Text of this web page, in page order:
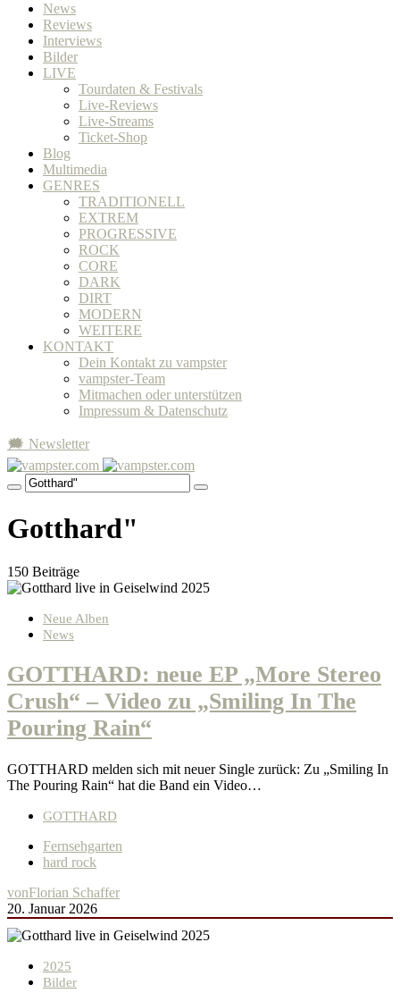
News
Reviews
Interviews
Bilder
LIVE
Tourdaten & Festivals
Live-Reviews
Live-Streams
Ticket-Shop
Blog
Multimedia
GENRES
TRADITIONELL
EXTREM
PROGRESSIVE
ROCK
CORE
DARK
DIRT
MODERN
WEITERE
KONTAKT
Dein Kontakt zu vampster
vampster-Team
Mitmachen oder unterstützen
Impressum & Datenschutz
🗯 Newsletter
Gotthard"
150 Beiträge
Neue Alben
News
GOTTHARD: neue EP „More Stereo
Crush“ – Video zu „Smiling In The
Pouring Rain“
GOTTHARD melden sich mit neuer Single zurück: Zu „Smiling In
The Pouring Rain“ hat die Band ein Video…
GOTTHARD
Fernsehgarten
hard rock
vonFlorian Schaffer
20. Januar 2026
2025
Bilder